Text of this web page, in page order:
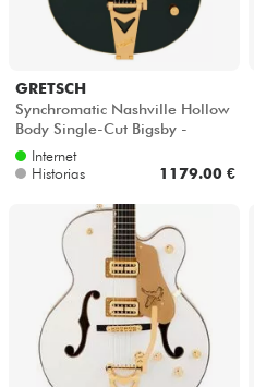
GRETSCH
Synchromatic Nashville Hollow
Body Single-Cut Bigsby -
Cadillac green
Internet
Historias
1179.00 €